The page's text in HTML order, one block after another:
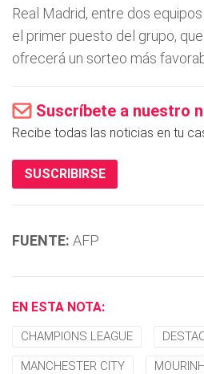
Real Madrid, entre dos
el primer puesto del grupo,
ofrecerá un sorteo más
Suscríbete a nuestro
Recibe todas las noticias en tu
SUSCRIBIRSE
FUENTE: AFP
EN ESTA NOTA:
CHAMPIONS LEAGUE
MANCHESTER CITY